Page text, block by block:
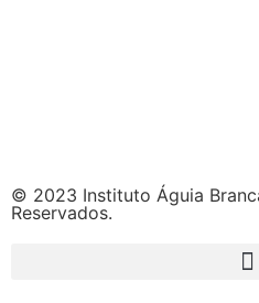
© 2023 Instituto Águia
Reservados.